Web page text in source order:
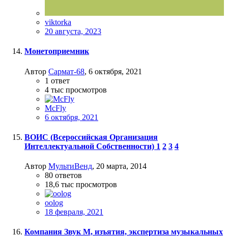
viktorka
20 августа, 2023
Монетоприемник
Автор Сармат-68, 6 октября, 2021
1 ответ
4 тыс просмотров
McFly
6 октября, 2021
ВОИС (Всероссийская Организация
Интеллектуальной Собственности) 1 2 3 4
Автор МультиВенд, 20 марта, 2014
80 ответов
18,6 тыс просмотров
oolog
18 февраля, 2021
Компания Звук М, изъятия, экспертиза музыкальных